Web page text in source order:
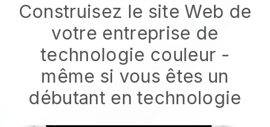
Construisez le site Web de
votre entreprise de
technologie couleur -
même si vous êtes un
débutant en technologie